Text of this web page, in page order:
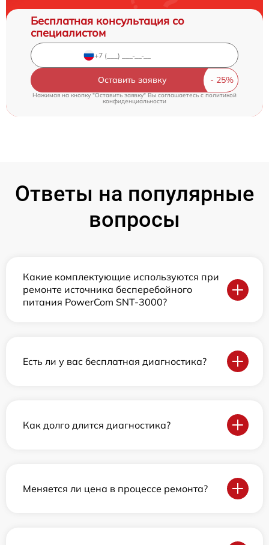
Бесплатная консультация со
специалистом
Оставить заявку
Нажимая на кнопку "Оставить заявку" Вы соглашаетесь cполитикой
конфиденциальности
Ответы на популярные
вопросы
Какие комплектующие используются при
ремонте источника бесперебойного
питания PowerCom SNT-3000?
Есть ли у вас бесплатная диагностика?
Как долго длится диагностика?
Меняется ли цена в процессе ремонта?